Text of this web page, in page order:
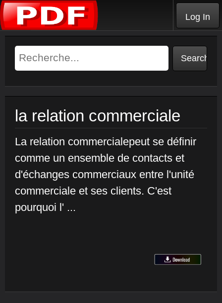
Log In
la relation commerciale
La relation commercialepeut se définir
comme un ensemble de contacts et
d'échanges commerciaux entre l'unité
commerciale et ses clients. C'est
pourquoi l' ...